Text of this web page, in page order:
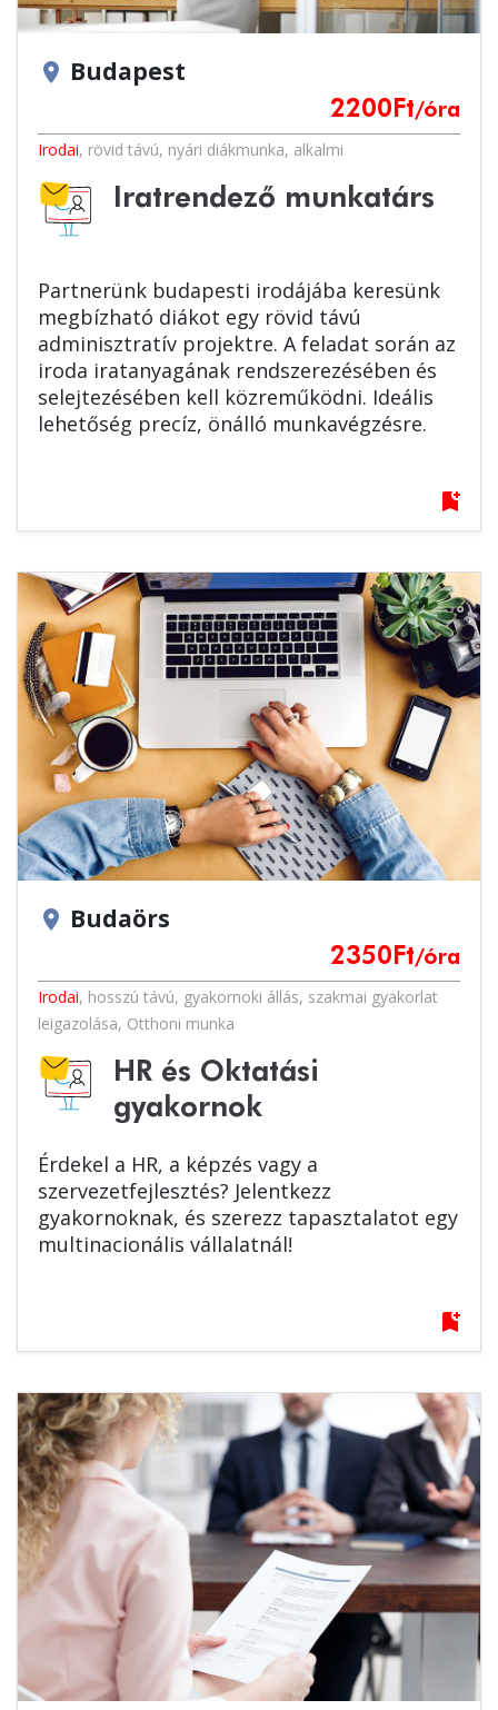
location_on Budapest
2200 Ft/óra
Irodai, rövid távú, nyári diákmunka, alkalmi
Iratrendező munkatárs
Partnerünk budapesti irodájába keresünk
megbízható diákot egy rövid távú
adminisztratív projektre. A feladat során az
iroda iratanyagának rendszerezésében és
selejtezésében kell közreműködni. Ideális
lehetőség precíz, önálló munkavégzésre.
bookmark_add
location_on Budaörs
2350 Ft/óra
Irodai, hosszú távú, gyakornoki állás, szakmai gyakorlat
leigazolása, Otthoni munka
HR és Oktatási
gyakornok
Érdekel a HR, a képzés vagy a
szervezetfejlesztés? Jelentkezz
gyakornoknak, és szerezz tapasztalatot egy
multinacionális vállalatnál!
bookmark_add